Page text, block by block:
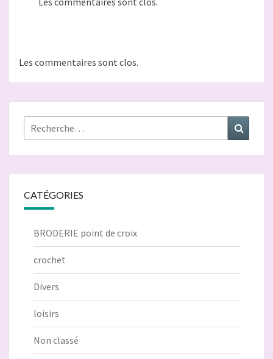
Les commentaires sont clos.
Rechercher :
CATÉGORIES
BRODERIE point de croix
crochet
Divers
loisirs
Non classé